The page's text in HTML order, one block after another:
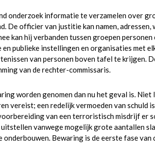
onderzoek informatie te verzamelen over
De officier van justitie kan namen, adressen,
kan hij verbanden tussen groepen
publieke instellingen en organisaties met
van personen boven tafel te krijgen.
van de rechter-commissaris.
worden genomen dan nu het geval is. Niet
vereist; een redelijk vermoeden van schuld
van een terroristisch misdrijf er
vanwege mogelijk grote aantallen
Bewaring is de eerste fase van